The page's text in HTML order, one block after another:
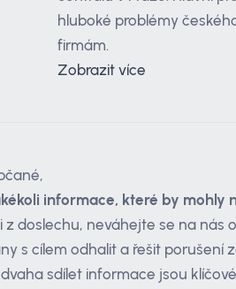
hluboké problémy
firmám.
Zobrazit více
informace, které by mohly
z doslechu, neváhejte se na nás
s cílem odhalit a řešit porušení
sdílet informace jsou